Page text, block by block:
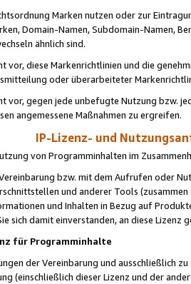
Marken nutzen oder zur
Domain-Namen, Subdomain-Namen,
ähnlich sind.
vor, diese Markenrichtlinien und die
oder überarbeiteter
vor, gegen jede unbefugte Nutzung bzw.
angemessene Maßnahmen zu ergreifen.
IP-Lizenz- und
von Programminhalten im
bzw. mit dem Aufrufen oder
und anderer Tools (zusammen
und Inhalten in Bezug auf
sich damit einverstanden, an diese Lizenz
für Programminhalte
der Vereinbarung und ausschließlich
(einschließlich dieser Lizenz und der